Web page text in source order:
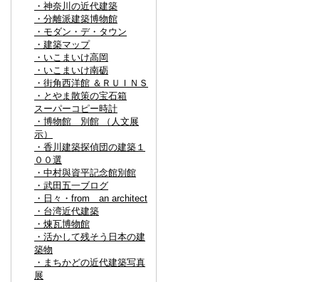
・神奈川の近代建築
・分離派建築博物館
・モダン・デ・タウン
・建築マップ
・いこまいけ高岡
・いこまいけ南砺
・街角西洋館 ＆ＲＵＩＮＳ
・とやま散策の宝石箱
スーパーコピー時計
・博物館 別館 （人文展
示）
・香川建築探偵団の建築１
００選
・中村與資平記念館別館
・武田五一ブログ
・日々・from an architect
・台湾近代建築
・煉瓦博物館
・活かして残そう日本の建
築物
・まちかどの近代建築写真
展